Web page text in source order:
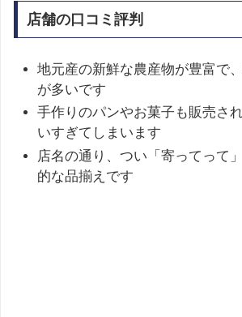
店舗の口コミ評判
地元産の新鮮な農産物が豊富で
が多いです
手作りのパンやお菓子も販売さ
いすぎてしまいます
店名の通り、つい「寄ってって
的な品揃えです